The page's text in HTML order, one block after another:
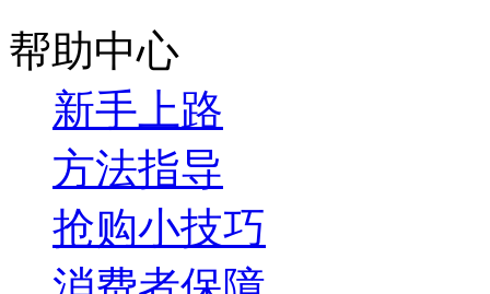
帮助中心
新手上路
方法指导
抢购小技巧